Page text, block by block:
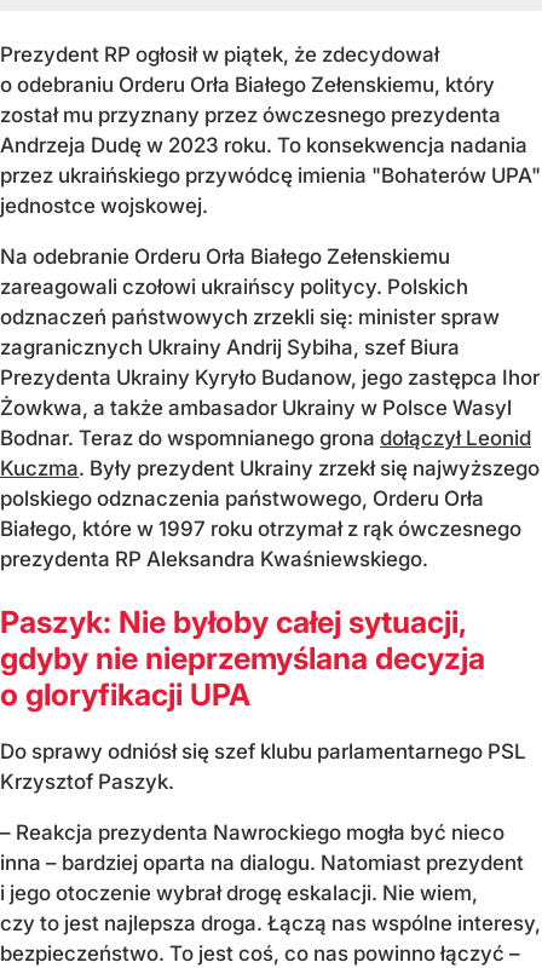
Prezydent RP ogłosił w piątek, że zdecydował
o odebraniu Orderu Orła Białego Zełenskiemu, który
został mu przyznany przez ówczesnego prezydenta
Andrzeja Dudę w 2023 roku. To konsekwencja nadania
przez ukraińskiego przywódcę imienia "Bohaterów UPA"
jednostce wojskowej.
Na odebranie Orderu Orła Białego Zełenskiemu
zareagowali czołowi ukraińscy politycy. Polskich
odznaczeń państwowych zrzekli się: minister spraw
zagranicznych Ukrainy Andrij Sybiha, szef Biura
Prezydenta Ukrainy Kyryło Budanow, jego zastępca Ihor
Żowkwa, a także ambasador Ukrainy w Polsce Wasyl
Bodnar. Teraz do wspomnianego grona dołączył Leonid
Kuczma. Były prezydent Ukrainy zrzekł się najwyższego
polskiego odznaczenia państwowego, Orderu Orła
Białego, które w 1997 roku otrzymał z rąk ówczesnego
prezydenta RP Aleksandra Kwaśniewskiego.
Paszyk: Nie byłoby całej sytuacji,
gdyby nie nieprzemyślana decyzja
o gloryfikacji UPA
Do sprawy odniósł się szef klubu parlamentarnego PSL
Krzysztof Paszyk.
– Reakcja prezydenta Nawrockiego mogła być nieco
inna – bardziej oparta na dialogu. Natomiast prezydent
i jego otoczenie wybrał drogę eskalacji. Nie wiem,
czy to jest najlepsza droga. Łączą nas wspólne interesy,
bezpieczeństwo. To jest coś, co nas powinno łączyć –